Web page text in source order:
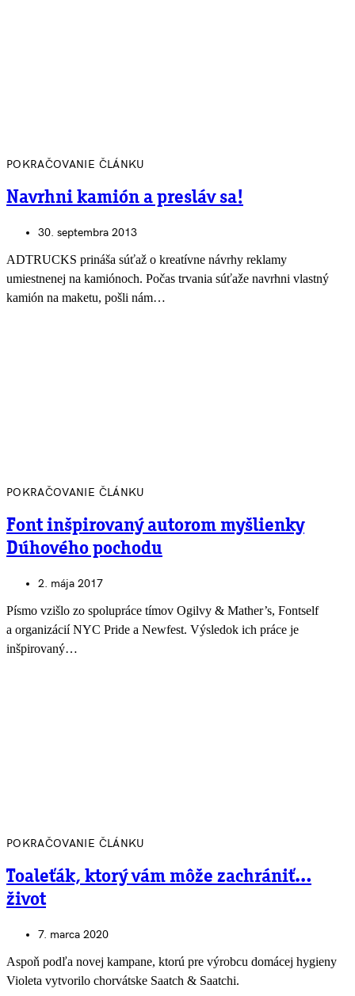
POKRAČOVANIE ČLÁNKU
Navrhni kamión a presláv sa!
30. septembra 2013
ADTRUCKS prináša súťaž o kreatívne návrhy reklamy
umiestnenej na kamiónoch. Počas trvania súťaže navrhni vlastný
kamión na maketu, pošli nám…
POKRAČOVANIE ČLÁNKU
Font inšpirovaný autorom myšlienky
Dúhového pochodu
2. mája 2017
Písmo vzišlo zo spolupráce tímov Ogilvy & Mather’s, Fontself
a organizácií NYC Pride a Newfest. Výsledok ich práce je
inšpirovaný…
POKRAČOVANIE ČLÁNKU
Toaleťák, ktorý vám môže zachrániť…
život
7. marca 2020
Aspoň podľa novej kampane, ktorú pre výrobcu domácej hygieny
Violeta vytvorilo chorvátske Saatch & Saatchi.